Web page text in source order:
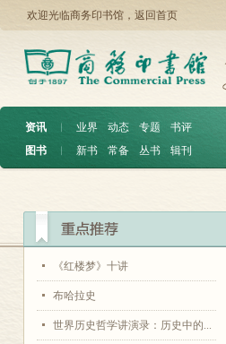
欢迎光临商务印书馆， 返回首页
资讯 ︱ 业界 动态 专题
书评
图书
︱ 新书 常备 丛书 辑刊
《红楼梦》十讲
布哈拉史
世界历史哲学讲演录：历史中的...